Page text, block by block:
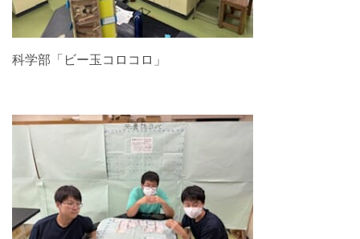
科学部「ビー玉コロコロ」